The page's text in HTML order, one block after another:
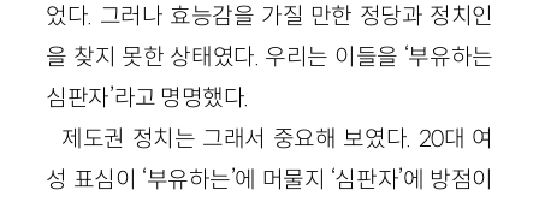
었다. 그러나 효능감을 가질 만한 정당과 정치인
을 찾지 못한 상태였다. 우리는 이들을 ‘부유하는
심판자’라고 명명했다.
제도권 정치는 그래서 중요해 보였다. 20대 여
성 표심이 ‘부유하는’에 머물지 ‘심판자’에 방점이